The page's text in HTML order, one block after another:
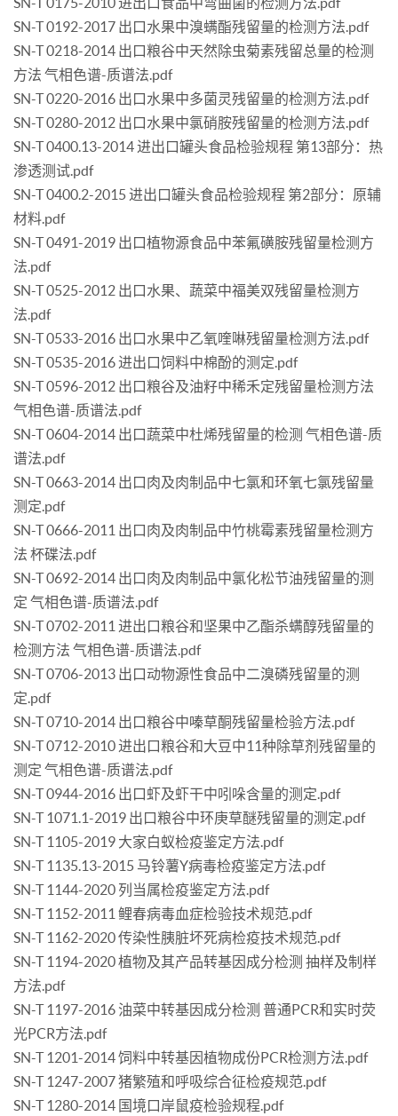
SN-T 0192-2017 出口水果中溴螨酯残留量的检测方法.pdf
SN-T 0218-2014 出口粮谷中天然除虫菊素残留总量的检测
方法 气相色谱-质谱法.pdf
SN-T 0220-2016 出口水果中多菌灵残留量的检测方法.pdf
SN-T 0280-2012 出口水果中氯硝胺残留量的检测方法.pdf
SN-T 0400.13-2014 进出口罐头食品检验规程 第13部分：热
渗透测试.pdf
SN-T 0400.2-2015 进出口罐头食品检验规程 第2部分：原辅
材料.pdf
SN-T 0491-2019 出口植物源食品中苯氟磺胺残留量检测方
法.pdf
SN-T 0525-2012 出口水果、蔬菜中福美双残留量检测方
法.pdf
SN-T 0533-2016 出口水果中乙氧喹啉残留量检测方法.pdf
SN-T 0535-2016 进出口饲料中棉酚的测定.pdf
SN-T 0596-2012 出口粮谷及油籽中稀禾定残留量检测方法
气相色谱-质谱法.pdf
SN-T 0604-2014 出口蔬菜中杜烯残留量的检测 气相色谱-质
谱法.pdf
SN-T 0663-2014 出口肉及肉制品中七氯和环氧七氯残留量
测定.pdf
SN-T 0666-2011 出口肉及肉制品中竹桃霉素残留量检测方
法 杯碟法.pdf
SN-T 0692-2014 出口肉及肉制品中氯化松节油残留量的测
定 气相色谱-质谱法.pdf
SN-T 0702-2011 进出口粮谷和坚果中乙酯杀螨醇残留量的
检测方法 气相色谱-质谱法.pdf
SN-T 0706-2013 出口动物源性食品中二溴磷残留量的测
定.pdf
SN-T 0710-2014 出口粮谷中嗪草酮残留量检验方法.pdf
SN-T 0712-2010 进出口粮谷和大豆中11种除草剂残留量的
测定 气相色谱-质谱法.pdf
SN-T 0944-2016 出口虾及虾干中吲哚含量的测定.pdf
SN-T 1071.1-2019 出口粮谷中环庚草醚残留量的测定.pdf
SN-T 1105-2019 大家白蚁检疫鉴定方法.pdf
SN-T 1135.13-2015 马铃薯Y病毒检疫鉴定方法.pdf
SN-T 1144-2020 列当属检疫鉴定方法.pdf
SN-T 1152-2011 鲤春病毒血症检验技术规范.pdf
SN-T 1162-2020 传染性胰脏坏死病检疫技术规范.pdf
SN-T 1194-2020 植物及其产品转基因成分检测 抽样及制样
方法.pdf
SN-T 1197-2016 油菜中转基因成分检测 普通PCR和实时荧
光PCR方法.pdf
SN-T 1201-2014 饲料中转基因植物成份PCR检测方法.pdf
SN-T 1247-2007 猪繁殖和呼吸综合征检疫规范.pdf
SN-T 1280-2014 国境口岸鼠疫检验规程.pdf